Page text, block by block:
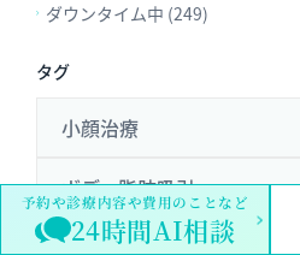
予約や診療内容や費用のことなど
24時間AI相談
ダウンタイム中 (249)
タグ
小顔治療
ボディ脂肪吸引
鼻整形